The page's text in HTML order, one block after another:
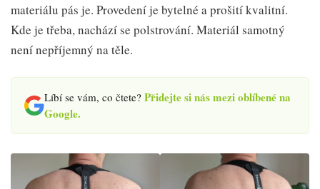
materiálu pás je. Provedení je bytelné a prošití kvalitní.
Kde je třeba, nachází se polstrování. Materiál samotný
není nepříjemný na těle.
Líbí se vám, co čtete? Přidejte si nás mezi oblíbené na
Google.